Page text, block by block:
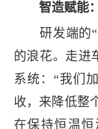
智造赋能
研发端的“
的浪花。走进
系统：“我们
收，来降低整
在保持恒温